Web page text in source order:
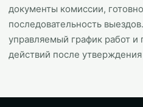
документы комиссии,
последовательность
управляемый график работ и
действий после утверждения